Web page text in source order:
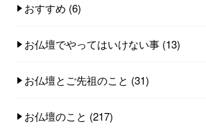
おすすめ (6)
お仏壇でやってはいけない事 (13)
お仏壇とご先祖のこと (31)
お仏壇のこと (217)